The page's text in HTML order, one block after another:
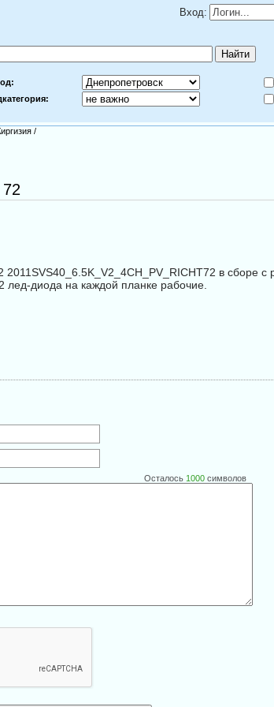
Вход:
/
в сборе с
диода на каждой планке рабочие.
Осталось 1000 символов